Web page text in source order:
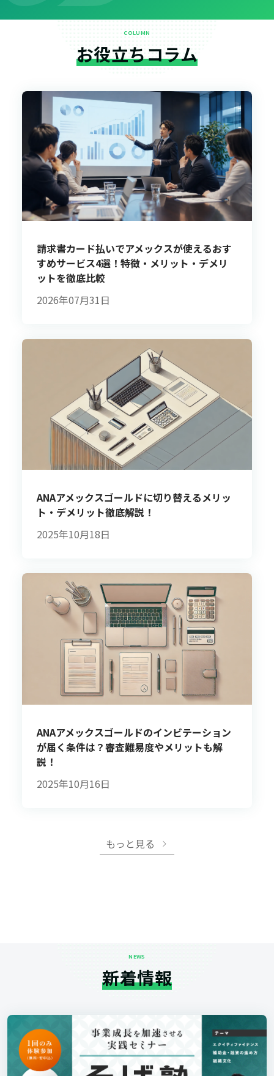
COLUMN
お役立ちコラム
請求書カード払いでアメックスが使えるおす
すめサービス4選！特徴・メリット・デメリ
ットを徹底比較
2026年07月31日
ANAアメックスゴールドに切り替えるメリッ
ト・デメリット徹底解説！
2025年10月18日
ANAアメックスゴールドのインビテーション
が届く条件は？審査難易度やメリットも解
説！
2025年10月16日
もっと見る
NEWS
新着情報